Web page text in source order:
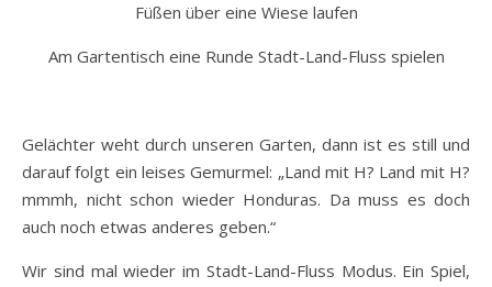
Füßen über eine Wiese laufen
Am Gartentisch eine Runde Stadt-Land-Fluss spielen
Gelächter weht durch unseren Garten, dann ist es still und
darauf folgt ein leises Gemurmel: „Land mit H? Land mit H?
mmmh, nicht schon wieder Honduras. Da muss es doch
auch noch etwas anderes geben.“
Wir sind mal wieder im Stadt-Land-Fluss Modus. Ein Spiel,